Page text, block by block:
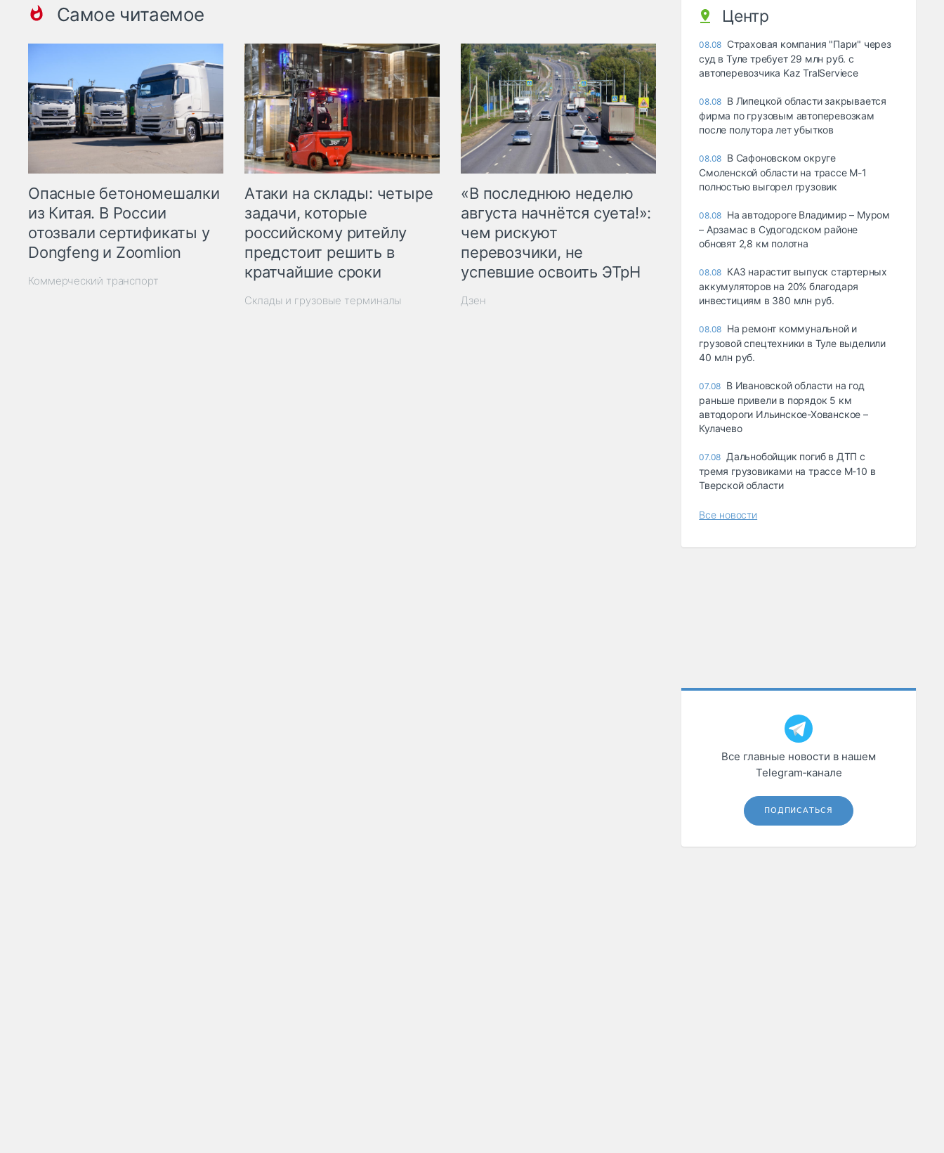
Самое читаемое
Опасные бетономешалки
из Китая. В России
отозвали сертификаты у
Dongfeng и Zoomlion
Коммерческий транспорт
Атаки на склады: четыре
задачи, которые
российскому ритейлу
предстоит решить в
кратчайшие сроки
Склады и грузовые терминалы
«В последнюю неделю
августа начнётся суета!»:
чем рискуют
перевозчики, не
успевшие освоить ЭТрН
Дзен
Центр
08.08 Страховая компания "Пари" через
суд в Туле требует 29 млн руб. с
автоперевозчика Kaz TralServiece
08.08 В Липецкой области закрывается
фирма по грузовым автоперевозкам
после полутора лет убытков
08.08 В Сафоновском округе
Смоленской области на трассе М-1
полностью выгорел грузовик
08.08 На автодороге Владимир – Муром
– Арзамас в Судогодском районе
обновят 2,8 км полотна
08.08 КАЗ нарастит выпуск стартерных
аккумуляторов на 20% благодаря
инвестициям в 380 млн руб.
08.08 На ремонт коммунальной и
грузовой спецтехники в Туле выделили
40 млн руб.
07.08 В Ивановской области на год
раньше привели в порядок 5 км
автодороги Ильинское-Хованское –
Кулачево
07.08 Дальнобойщик погиб в ДТП с
тремя грузовиками на трассе М-10 в
Тверской области
Все новости
Все главные новости в нашем
Telegram‑канале
ПОДПИСАТЬСЯ